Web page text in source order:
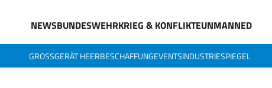
NEWSBUNDESWEHRKRIEG & KONFLIKTEUNMANNED
GROSSGERÄT HEERBESCHAFFUNGEVENTSINDUSTRIESPIEGEL